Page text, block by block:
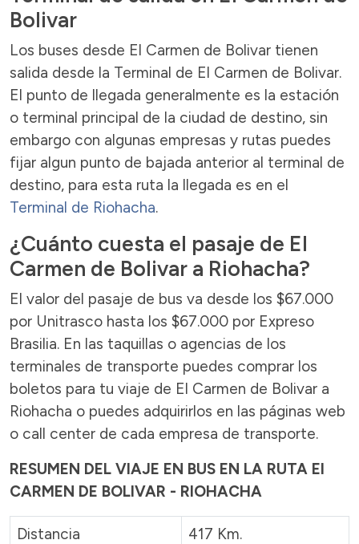
Bolivar
Los buses desde El Carmen de Bolivar tienen
salida desde la Terminal de El Carmen de Bolivar.
El punto de llegada generalmente es la estación
o terminal principal de la ciudad de destino, sin
embargo con algunas empresas y rutas puedes
fijar algun punto de bajada anterior al terminal de
destino, para esta ruta la llegada es en el
Terminal de Riohacha.
¿Cuánto cuesta el pasaje de El
Carmen de Bolivar a Riohacha?
El valor del pasaje de bus va desde los $67.000
por Unitrasco hasta los $67.000 por Expreso
Brasilia. En las taquillas o agencias de los
terminales de transporte puedes comprar los
boletos para tu viaje de El Carmen de Bolivar a
Riohacha o puedes adquirirlos en las páginas web
o call center de cada empresa de transporte.
RESUMEN DEL VIAJE EN BUS EN LA RUTA El
CARMEN DE BOLIVAR - RIOHACHA
Distancia
417 Km.